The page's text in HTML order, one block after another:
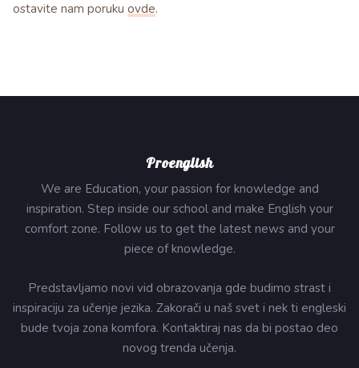
ostavite nam poruku ovde.
Proenglish
We are Education, your passion for knowledge and
inspiration. Step inside our school and make English your
comfort zone. Follow us to get the latest news and your
piece of knowledge.
Predstavljamo novi vid obrazovanja gde budimo strast i
inspiraciju za učenje jezika. Zakorači u naš svet i nek ti engleski
bude tvoja zona komfora. Kontaktiraj nas da bi postao deo
novog trenda učenja.